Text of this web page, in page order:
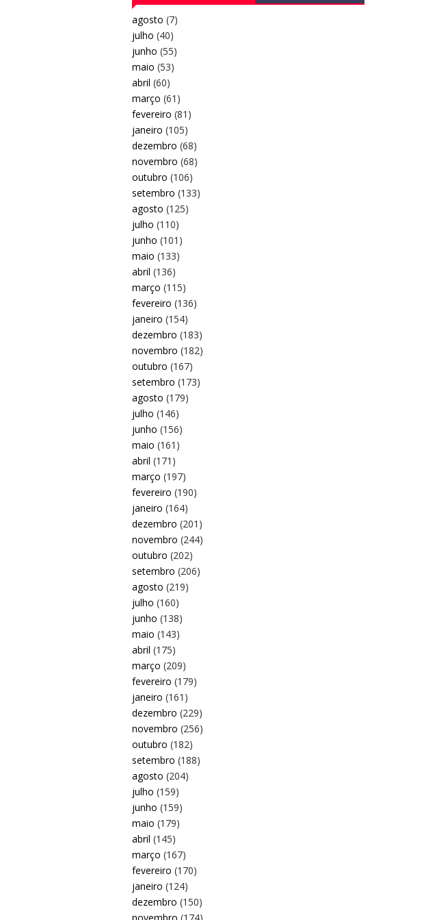
agosto (7)
julho (40)
junho (55)
maio (53)
abril (60)
março (61)
fevereiro (81)
janeiro (105)
dezembro (68)
novembro (68)
outubro (106)
setembro (133)
agosto (125)
julho (110)
junho (101)
maio (133)
abril (136)
março (115)
fevereiro (136)
janeiro (154)
dezembro (183)
novembro (182)
outubro (167)
setembro (173)
agosto (179)
julho (146)
junho (156)
maio (161)
abril (171)
março (197)
fevereiro (190)
janeiro (164)
dezembro (201)
novembro (244)
outubro (202)
setembro (206)
agosto (219)
julho (160)
junho (138)
maio (143)
abril (175)
março (209)
fevereiro (179)
janeiro (161)
dezembro (229)
novembro (256)
outubro (182)
setembro (188)
agosto (204)
julho (159)
junho (159)
maio (179)
abril (145)
março (167)
fevereiro (170)
janeiro (124)
dezembro (150)
novembro (174)